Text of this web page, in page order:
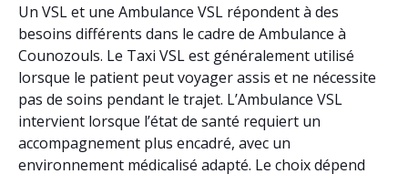
Un VSL et une Ambulance VSL répondent à des
besoins différents dans le cadre de Ambulance à
Counozouls. Le Taxi VSL est généralement utilisé
lorsque le patient peut voyager assis et ne nécessite
pas de soins pendant le trajet. L’Ambulance VSL
intervient lorsque l’état de santé requiert un
accompagnement plus encadré, avec un
environnement médicalisé adapté. Le choix dépend